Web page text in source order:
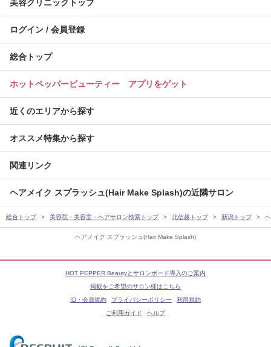
ヘアメイク スプラッシュ(Hair Make Splash)
美容クリニックトップ
ログイン / 会員登録
総合トップ
ホットペッパービューティー アプリをゲット
近くのエリアから探す
オススメ特集から探す
関連リンク
ヘアメイク スプラッシュ(Hair Make Splash)の近隣サロン
総合トップ 美容院・美容室・ヘアサロン検索トップ 北信越トップ 新潟トップ
HOT PEPPER Beautyとサロンボード導入のご案内
掲載をご希望のサロン様はこちら
ID・会員規約
プライバシーポリシー
利用規約
ご利用ガイド
ヘルプ